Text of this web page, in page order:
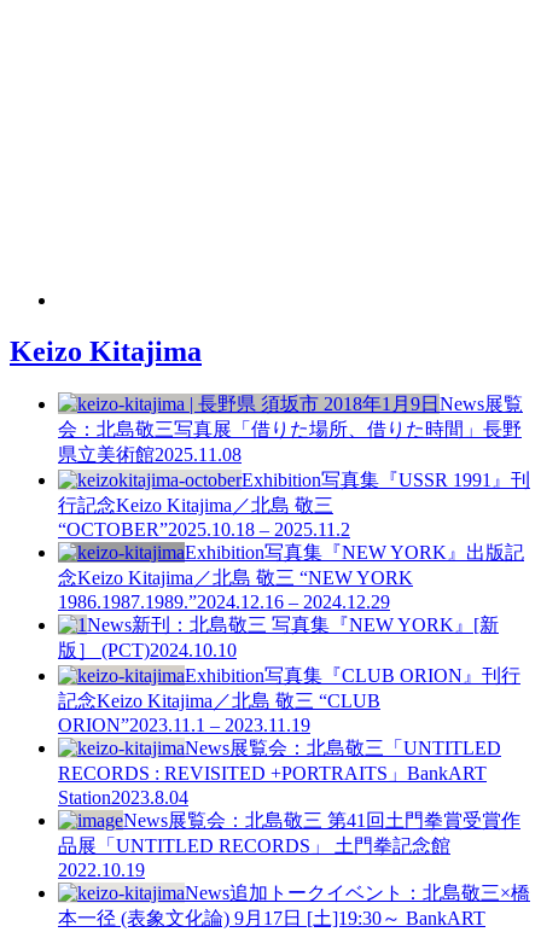
Keizo Kitajima
News展覧
会：北島敬三写真展「借りた場所、借りた時間」長野
県立美術館2025.11.08
Exhibition写真集『USSR 1991』刊
行記念Keizo Kitajima／北島 敬三
“OCTOBER”2025.10.18 – 2025.11.2
Exhibition写真集『NEW YORK』出版記
念Keizo Kitajima／北島 敬三 “NEW YORK
1986.1987.1989.”2024.12.16 – 2024.12.29
News新刊：北島敬三 写真集『NEW YORK』[新
版］ (PCT)2024.10.10
Exhibition写真集『CLUB ORION』刊行
記念Keizo Kitajima／北島 敬三 “CLUB
ORION”2023.11.1 – 2023.11.19
News展覧会：北島敬三「UNTITLED
RECORDS : REVISITED +PORTRAITS」BankART
Station2023.8.04
News展覧会：北島敬三 第41回土門拳賞受賞作
品展「UNTITLED RECORDS」 土門拳記念館
2022.10.19
News追加トークイベント：北島敬三×橋
本一径 (表象文化論) 9月17日 [土]19:30～ BankART